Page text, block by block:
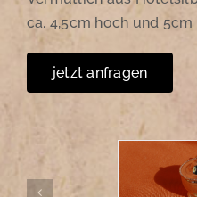
ca. 4,5cm hoch und
jetzt anfragen